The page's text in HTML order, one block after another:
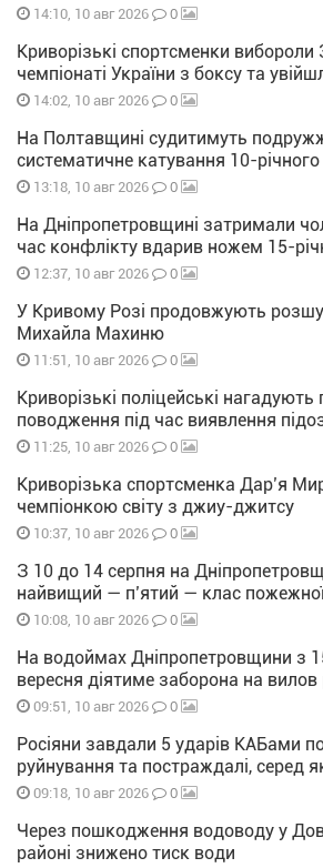
14:10, 10 авг 2026 0
Криворізькі спортсменки вибороли
чемпіонаті України з боксу та
14:02, 10 авг 2026 0
На Полтавщині судитимуть
систематичне катування 10-
13:18, 10 авг 2026 0
На Дніпропетровщині затримали
час конфлікту вдарив ножем 15-
12:37, 10 авг 2026 0
У Кривому Розі продовжують
Михайла Махиню
11:51, 10 авг 2026 0
Криворізькі поліцейські нагадують
поводження під час виявлення
11:25, 10 авг 2026 0
Криворізька спортсменка Дар’я
чемпіонкою світу з джиу-джитсу
10:37, 10 авг 2026 0
З 10 до 14 серпня на
найвищий — п’ятий — клас
10:08, 10 авг 2026 0
На водоймах Дніпропетровщини з
вересня діятиме заборона на вилов
09:51, 10 авг 2026 0
Росіяни завдали 5 ударів КАБами
руйнування та постраждалі, серед
09:18, 10 авг 2026 0
Через пошкодження водоводу у
районі знижено тиск води